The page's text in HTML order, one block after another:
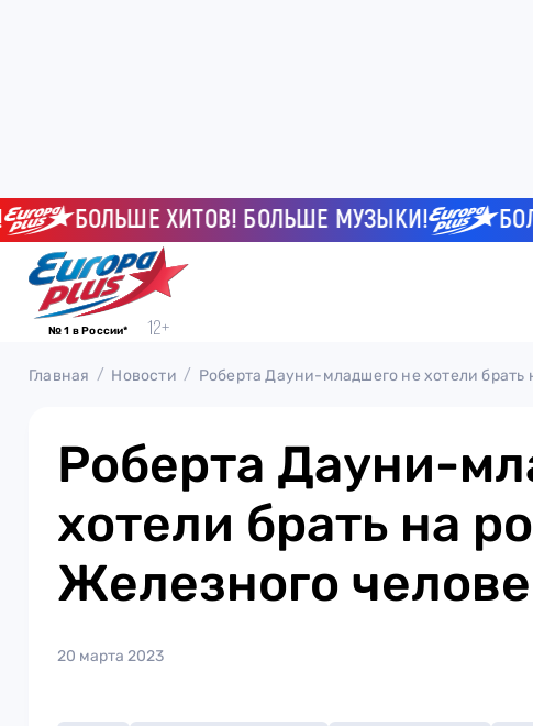
БОЛЬШЕ ХИТОВ! БОЛЬШЕ МУЗЫКИ!
№ 1 в России*
Главная Новости Роберта Дауни-младшего не хотели брать
Роберта Дауни-
хотели брать на
Железного
20 марта 2023